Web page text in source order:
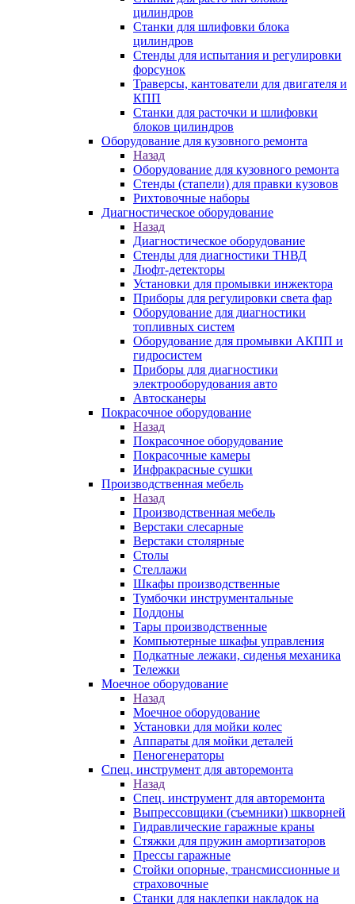
цилиндров
Станки для шлифовки блока
цилиндров
Стенды для испытания и регулировки
форсунок
Траверсы, кантователи для двигателя и
КПП
Станки для расточки и шлифовки
блоков цилиндров
Оборудование для кузовного ремонта
Назад
Оборудование для кузовного ремонта
Стенды (стапели) для правки кузовов
Рихтовочные наборы
Диагностическое оборудование
Назад
Диагностическое оборудование
Стенды для диагностики ТНВД
Люфт-детекторы
Установки для промывки инжектора
Приборы для регулировки света фар
Оборудование для диагностики
топливных систем
Оборудование для промывки АКПП и
гидросистем
Приборы для диагностики
электрооборудования авто
Автосканеры
Покрасочное оборудование
Назад
Покрасочное оборудование
Покрасочные камеры
Инфракрасные сушки
Производственная мебель
Назад
Производственная мебель
Верстаки слесарные
Верстаки столярные
Столы
Стеллажи
Шкафы производственные
Тумбочки инструментальные
Поддоны
Тары производственные
Компьютерные шкафы управления
Подкатные лежаки, сиденья механика
Тележки
Моечное оборудование
Назад
Моечное оборудование
Установки для мойки колес
Аппараты для мойки деталей
Пеногенераторы
Спец. инструмент для авторемонта
Назад
Спец. инструмент для авторемонта
Выпрессовщики (съемники) шкворней
Гидравлические гаражные краны
Стяжки для пружин амортизаторов
Прессы гаражные
Стойки опорные, трансмиссионные и
страховочные
Станки для наклепки накладок на